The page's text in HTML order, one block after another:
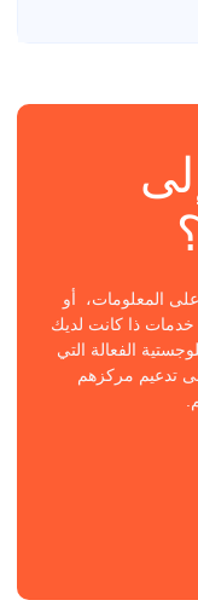
المعلومات، أو
خدمات ذا كانت لديك
الفعالة التي
تدعيم مركزهم